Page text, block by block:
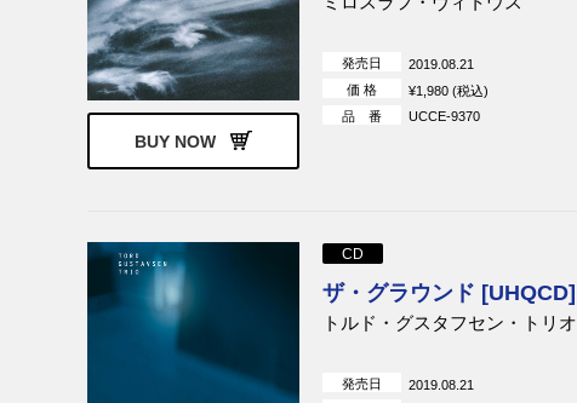
BUY NOW
発売日
2019.08.21
価 格
¥1,980 (税込)
品 番
UCCE-9370
CD
ザ・グラウンド [UHQCD]
トルド・グスタフセン・トリオ
発売日
2019.08.21